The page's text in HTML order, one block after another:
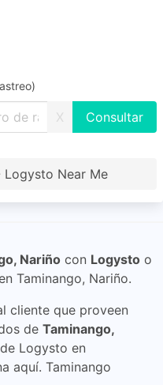
X
Near Me
Nariño con Logysto o
Taminango, Nariño.
cliente que proveen
de Taminango,
Logysto en
aquí. Taminango